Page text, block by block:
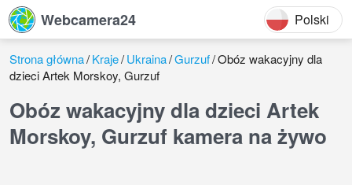
Webcamera24 Polski
Strona główna Kraje Ukraina Gurzuf Obóz wakacyjny dla
dzieci Artek Morskoy, Gurzuf
Obóz wakacyjny dla dzieci Artek
Morskoy, Gurzuf kamera na żywo